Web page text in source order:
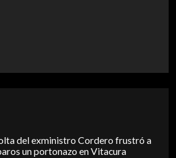
del exministro Cordero frustró a
un portonazo en Vitacura